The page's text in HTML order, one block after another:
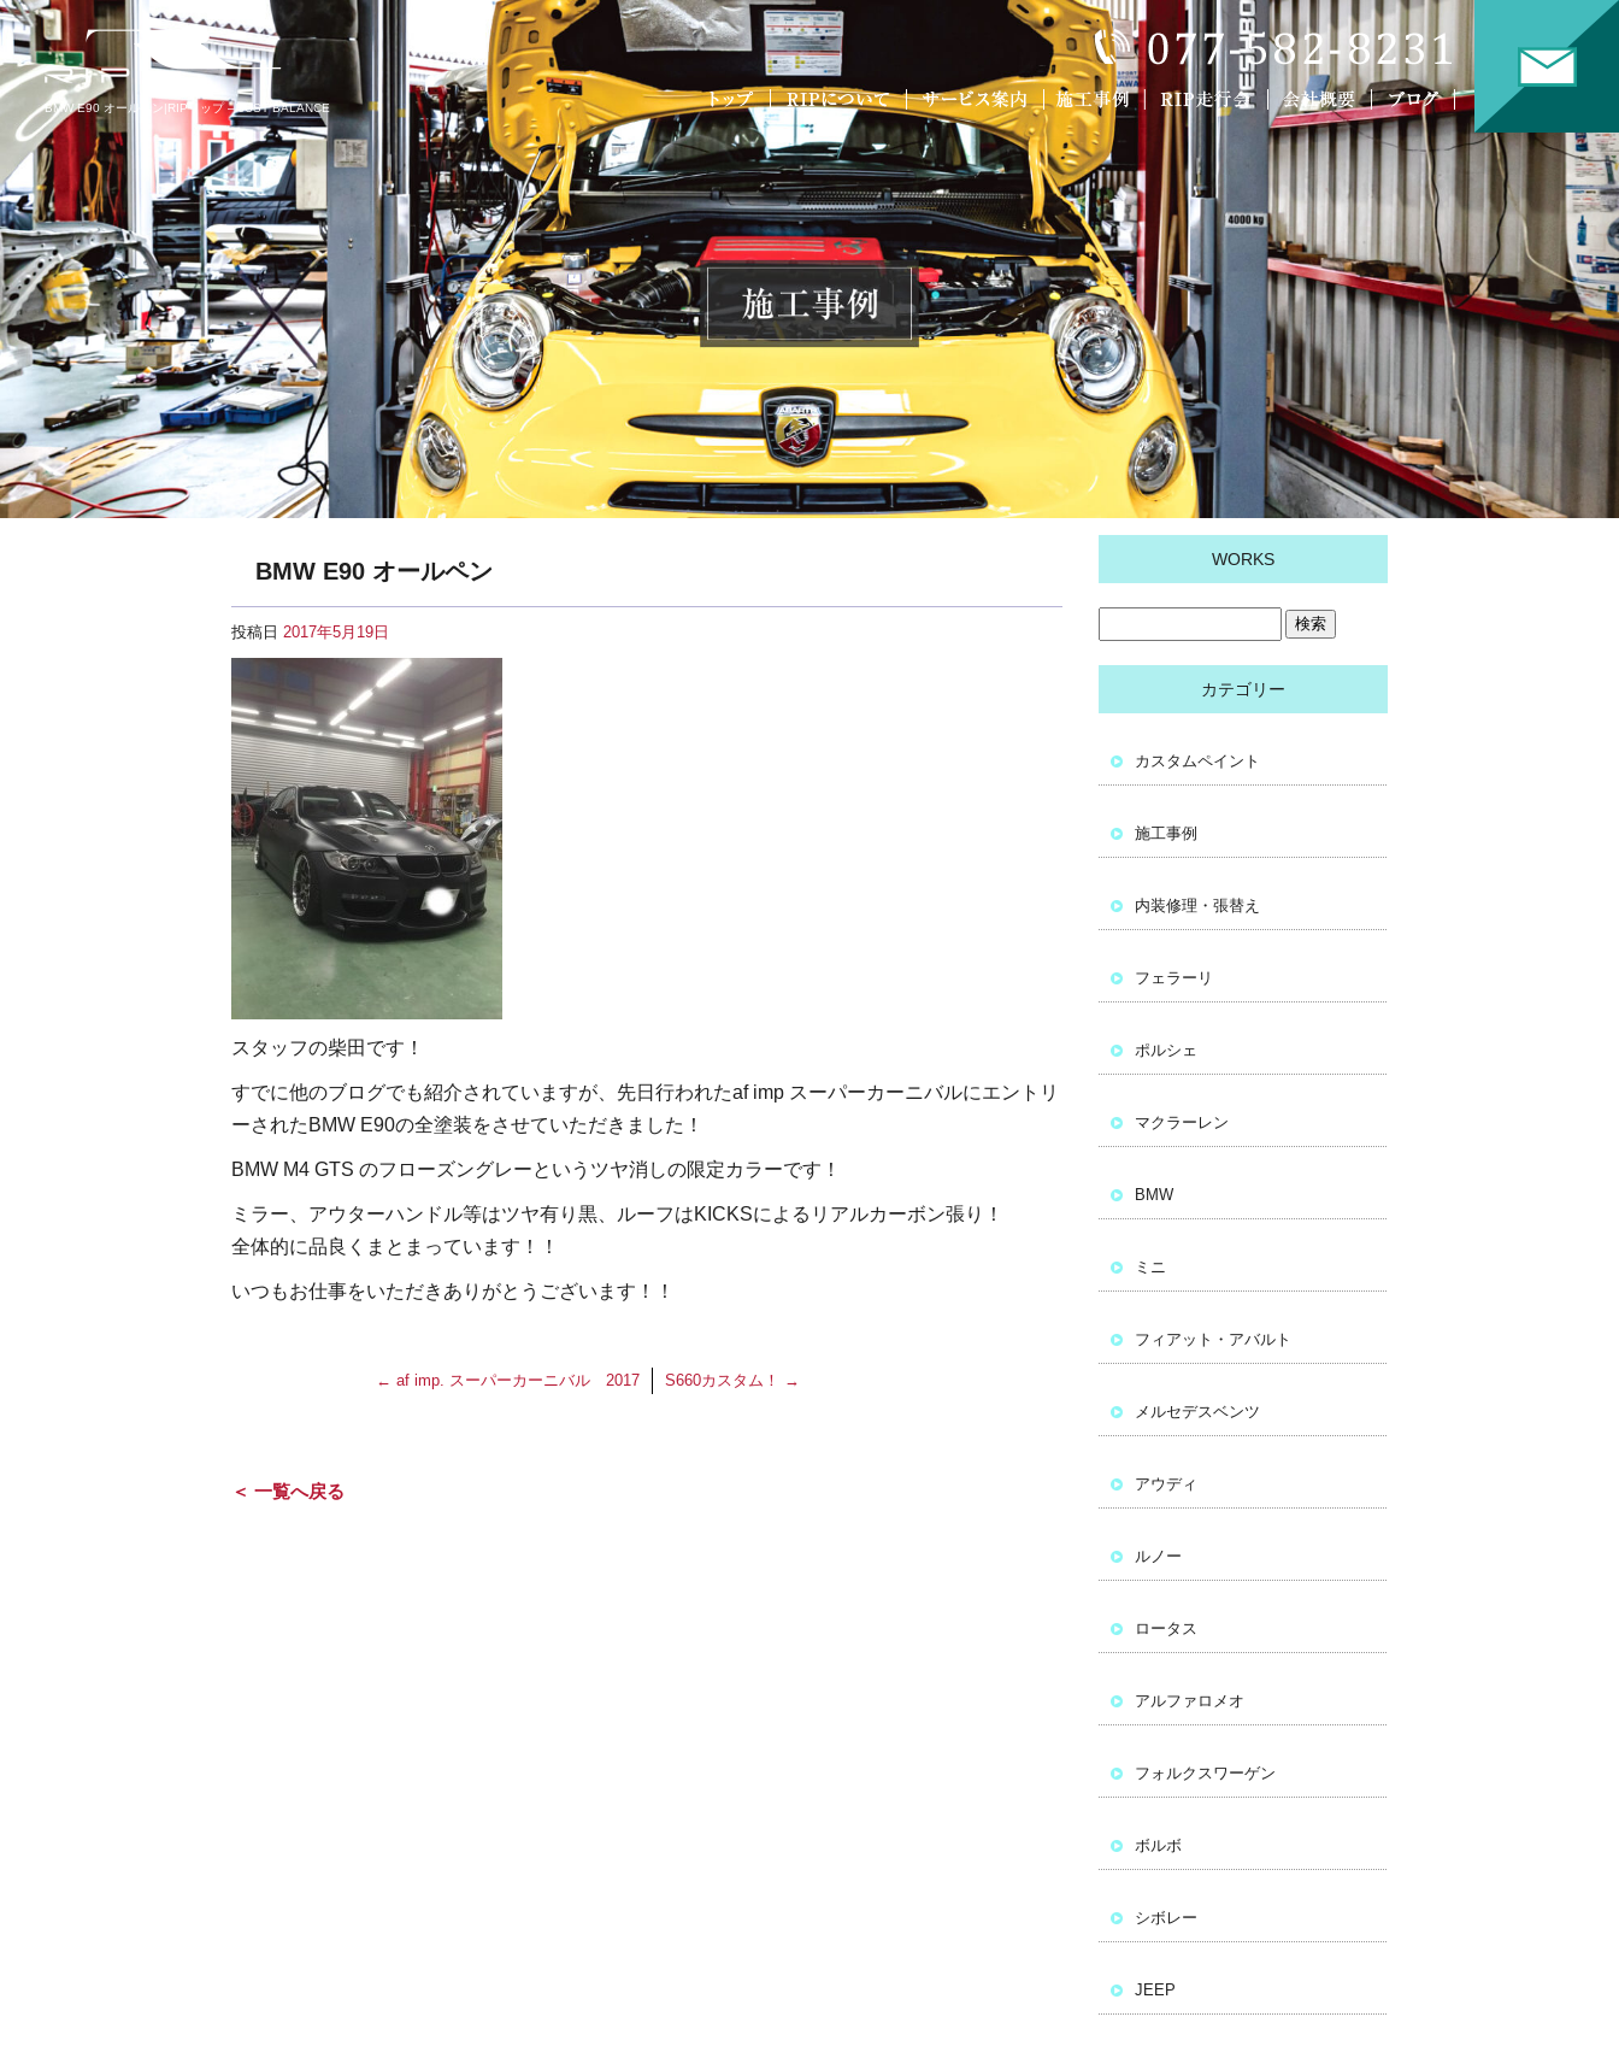
BMW E90 オールペン|RIPリップ – JUST BALANCE
BMW E90 オールペン
投稿日 2017年5月19日
スタッフの柴田です！
すでに他のブログでも紹介されていますが、先日行われたaf imp スーパーカーニバルにエントリ
ーされたBMW E90の全塗装をさせていただきました！
BMW M4 GTS のフローズングレーというツヤ消しの限定カラーです！
ミラー、アウターハンドル等はツヤ有り黒、ルーフはKICKSによるリアルカーボン張り！
全体的に品良くまとまっています！！
いつもお仕事をいただきありがとうございます！！
← af imp. スーパーカーニバル 2017 S660カスタム！ →
＜ 一覧へ戻る
WORKS
カテゴリー
カスタムペイント
施工事例
内装修理・張替え
フェラーリ
ポルシェ
マクラーレン
BMW
ミニ
フィアット・アバルト
メルセデスベンツ
アウディ
ルノー
ロータス
アルファロメオ
フォルクスワーゲン
ボルボ
シボレー
JEEP